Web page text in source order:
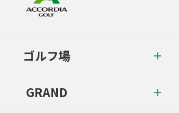
ゴルフ場
GRAND